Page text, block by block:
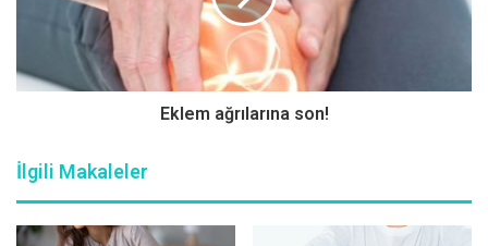
zorluklar barındırıyor. Çocuklara sosyal mesafe kurallarına
uymayı öğretirken tıpkı bebekliklerinde konuşma
alışkanlığını, tuvalet alışkanlığını edindirdiğimiz
dönemlerdeki gibi sabırlı olmalı ve onları zorlamamalıyız.
Çocuklara covid-19’un nasıl bir hastalık olduğu, neden
sebepleri; yaşına uygun, anlayabileceği şekilde açıklanmalı.
Tehlikeli bir dönemden geçildiği için maske takmamızın
zorunlu olduğu onlara öğretilmeli. “Maske takmak
Eklem ağrılarına son!
İlgili Makaleler